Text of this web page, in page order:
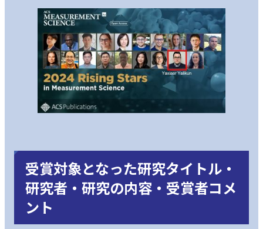
受賞対象となった研究タイトル・
研究者・研究の内容・受賞者コメ
ント